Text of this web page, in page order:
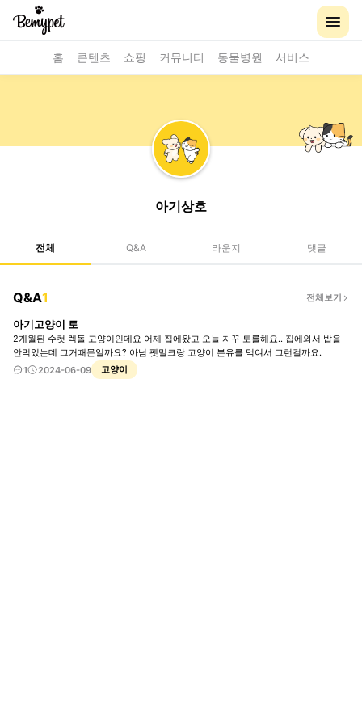
홈 콘텐츠 쇼핑 커뮤니티 동물병원 서비스
아기상호
전체 Q&A 라운지 댓글
Q&A1 전체보기
아기고양이 토
2개월된 수컷 렉돌 고양이인데요 어제 집에왔고 오늘 자꾸 토를해요.. 집에와서 밥을
안먹었는데 그거때문일까요? 아님 펫밀크랑 고양이 분유를 먹여서 그런걸까요.
1
2024-06-09 고양이